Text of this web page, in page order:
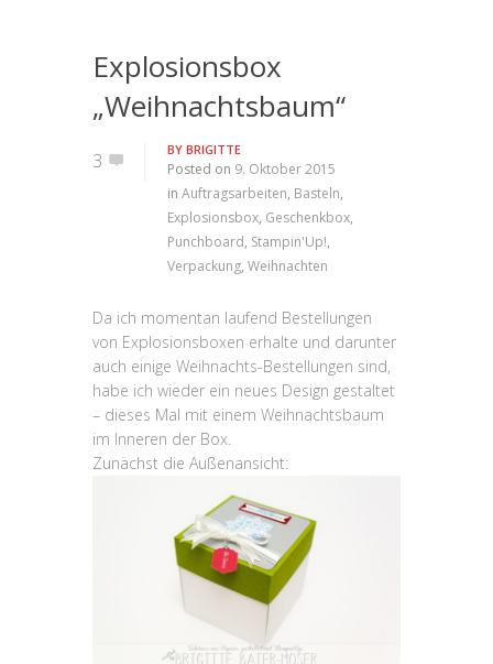
Explosionsbox
„Weihnachtsbaum“
3 BY BRIGITTE
Posted on 9. Oktober 2015
in Auftragsarbeiten, Basteln,
Explosionsbox, Geschenkbox,
Punchboard, Stampin'Up!,
Verpackung, Weihnachten
Da ich momentan laufend Bestellungen
von Explosionsboxen erhalte und darunter
auch einige Weihnachts-Bestellungen sind,
habe ich wieder ein neues Design gestaltet
– dieses Mal mit einem Weihnachtsbaum
im Inneren der Box.
Zunächst die Außenansicht: